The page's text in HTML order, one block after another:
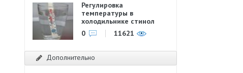
Регулировка
температуры в
холодильнике стинол
0
11621
Дополнительно